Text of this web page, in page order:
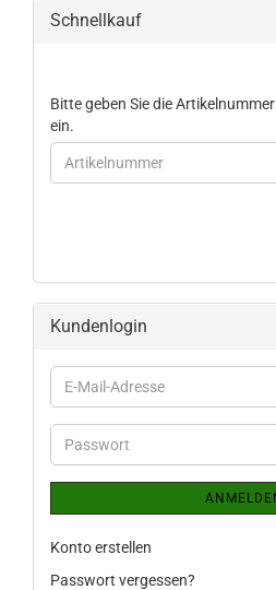
Schnellkauf
BITTE
GEBEN
SIE
DIE
Bitte geben Sie die
ein.
Kundenlogin
E-
Mail-
Adresse
Passwort
Konto erstellen
Passwort vergessen?